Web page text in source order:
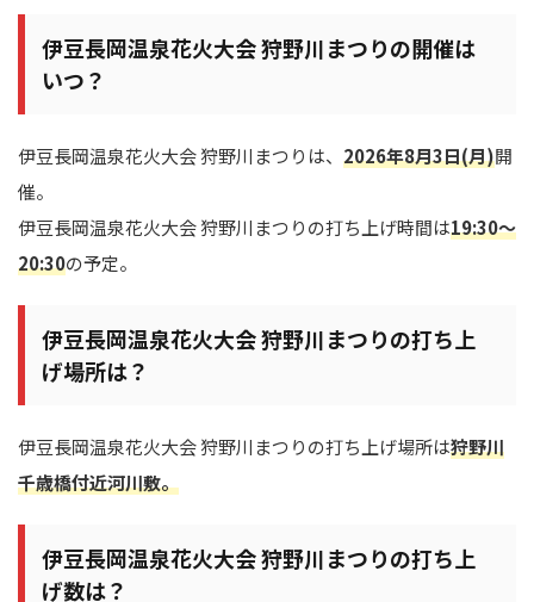
伊豆長岡温泉花火大会 狩野川まつりの開催は
いつ？
伊豆長岡温泉花火大会 狩野川まつりは、 2026年8月3日(月)開
催。
伊豆長岡温泉花火大会 狩野川まつりの打ち上げ時間は19:30～
20:30の予定。
伊豆長岡温泉花火大会 狩野川まつりの打ち上
げ場所は？
伊豆長岡温泉花火大会 狩野川まつりの打ち上げ場所は狩野川
千歳橋付近河川敷。
伊豆長岡温泉花火大会 狩野川まつりの打ち上
げ数は？